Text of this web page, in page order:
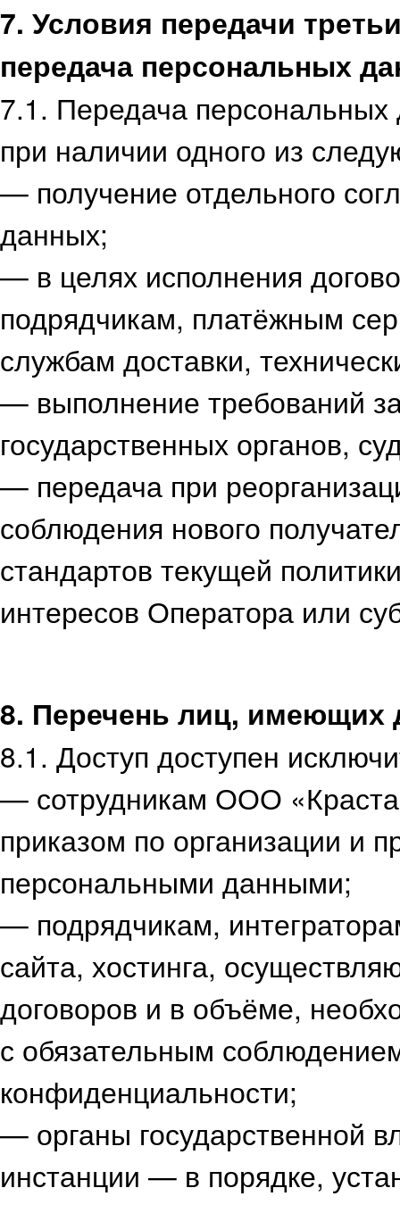
7. Условия передачи
передача персональных
7.1. Передача
при наличии одного из
— получение отдельного
данных;
— в целях исполнения
подрядчикам, платёжным
службам доставки,
— выполнение требований
государственных органов,
— передача при
соблюдения нового
стандартов текущей
интересов Оператора или
8. Перечень лиц, имеющих
8.1. Доступ доступен
— сотрудникам ООО
приказом по организации и
персональными данными;
— подрядчикам,
сайта, хостинга,
договоров и в объёме,
с обязательным
конфиденциальности;
— органы государственной
инстанции — в порядке,